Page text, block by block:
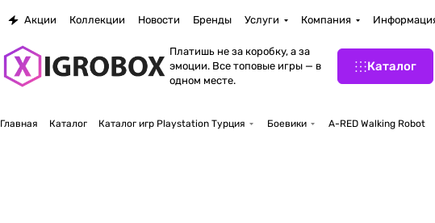
Акции Коллекции Новости Бренды Услуги Компания
Платишь не за коробку, а за
эмоции. Все топовые игры — в
одном месте.
Каталог
Главная Каталог Каталог игр Playstation Турция Боевики A-RED Walking Robot